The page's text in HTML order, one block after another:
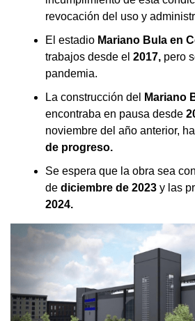
revocación del uso y
El estadio Mariano Bula en
trabajos desde el 2017, pero
pandemia.
La construcción del
Mariano
encontraba en pausa desde
noviembre del año anterior,
de progreso.
Se espera que la obra sea
de diciembre de 2023 y las
2024.